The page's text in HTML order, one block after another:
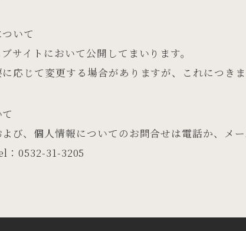
いて
サイトにおいて公開してまいります。
応じて変更する場合がありますが、これにつき
び、個人情報についてのお問合せは電話か、メー
0532-31-3205